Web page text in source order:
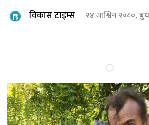
विकास टाइम्स २४ आश्विन २०८०,